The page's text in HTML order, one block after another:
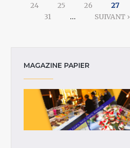
24
25 26 27
31
… SUIVANT ›
MAGAZINE PAPIER